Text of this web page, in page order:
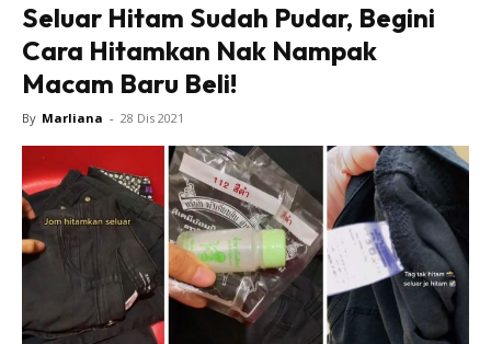
Seluar Hitam Sudah Pudar, Begini
Cara Hitamkan Nak Nampak
Macam Baru Beli!
By Marliana - 28 Dis 2021